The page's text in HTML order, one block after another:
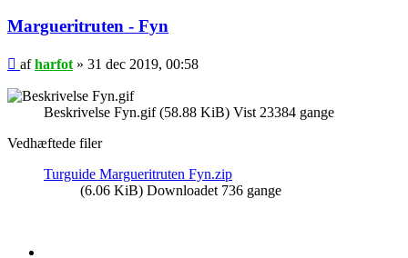
Margueritruten - Fyn
Indlæg
afharfot » 31 dec 2019, 00:58
Beskrivelse Fyn.gif (58.88 KiB) Vist 23384 gange
Vedhæftede filer
Turguide Margueritruten Fyn.zip
(6.06 KiB) Downloadet 736 gange